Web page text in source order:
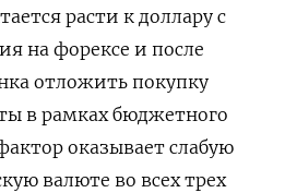
расти к доллару с
на форексе и после
отложить покупку
в рамках бюджетного
оказывает слабую
валюте во всех трех